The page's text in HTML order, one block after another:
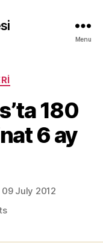
Menu
180
6 ay
09 July 2012
on